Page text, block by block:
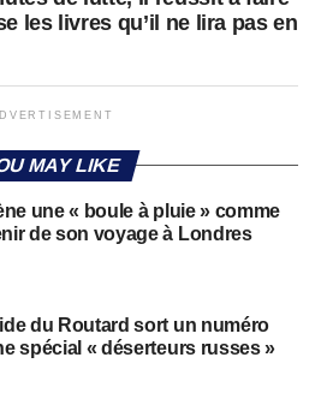
les livres qu’il ne lira pas en
MAY LIKE
une « boule à pluie » comme
de son voyage à Londres
du Routard sort un numéro
spécial « déserteurs russes »